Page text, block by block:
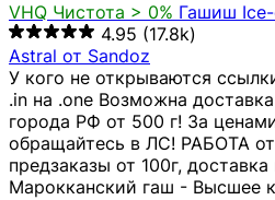
VHQ Чистота > 0% Гашиш
4.95 (17.8k)
Astral от Sandoz
У кого не открываются
.in на .one Возможна
города РФ от 500 г! За
обращайтесь в ЛС! РАБОТА
предзаказы от 100г,
Марокканский гаш - Высшее